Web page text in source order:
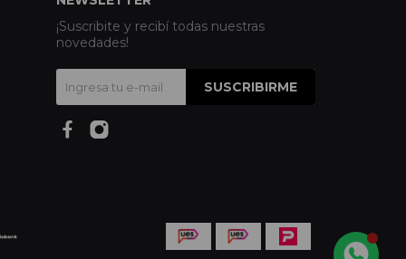
¡Suscribite y recibí todas nuestras
novedades!
SUSCRIBIRME